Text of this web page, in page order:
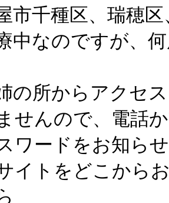
市千種区、瑞穂
中なのですが、
の所からアクセ
せんので、電話
ワードをお知ら
イトをどこから